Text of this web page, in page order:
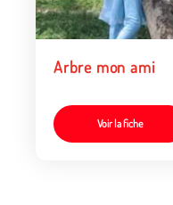
Arbre mon ami
Voir la fiche